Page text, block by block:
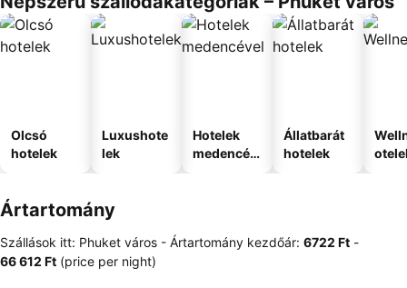
Olcsó
hotelek
Luxushote
lek
Hotelek
medencév
Állatbarát
hotelek
Ártartomány
Szállások itt: Phuket város - Ártartomány kezdőár: ‎6722 Ft -
‎66 612 Ft (price per night)